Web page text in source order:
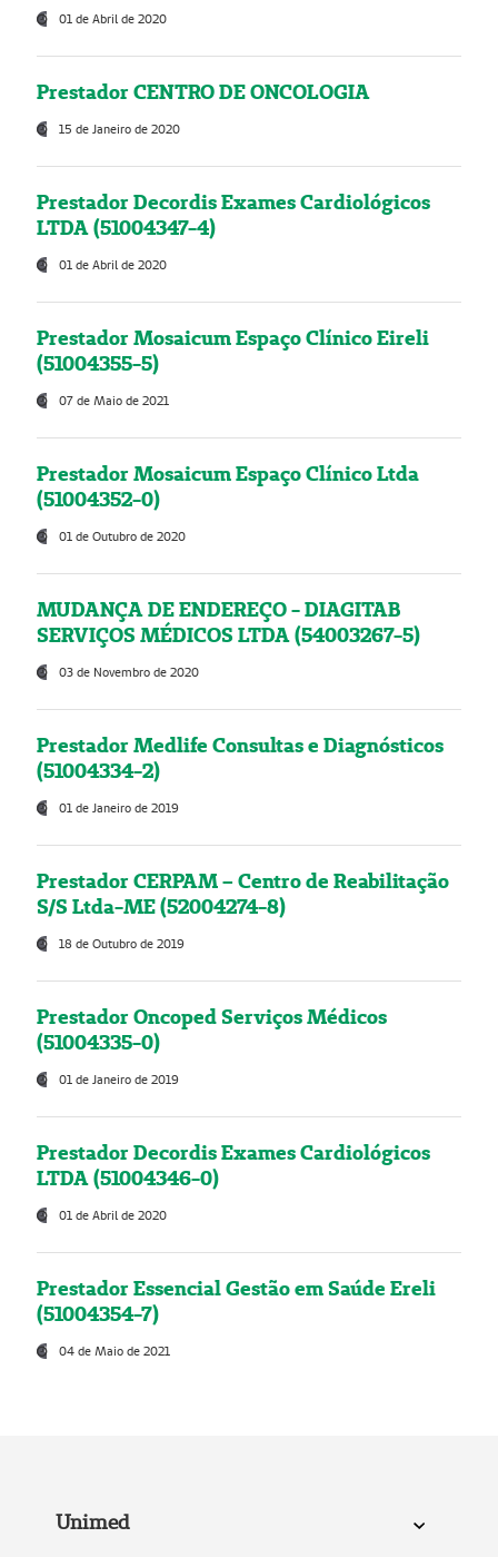
01 de Abril de 2020
Prestador CENTRO DE ONCOLOGIA
15 de Janeiro de 2020
Prestador Decordis Exames Cardiológicos
LTDA (51004347-4)
01 de Abril de 2020
Prestador Mosaicum Espaço Clínico Eireli
(51004355-5)
07 de Maio de 2021
Prestador Mosaicum Espaço Clínico Ltda
(51004352-0)
01 de Outubro de 2020
MUDANÇA DE ENDEREÇO - DIAGITAB
SERVIÇOS MÉDICOS LTDA (54003267-5)
03 de Novembro de 2020
Prestador Medlife Consultas e Diagnósticos
(51004334-2)
01 de Janeiro de 2019
Prestador CERPAM – Centro de Reabilitação
S/S Ltda-ME (52004274-8)
18 de Outubro de 2019
Prestador Oncoped Serviços Médicos
(51004335-0)
01 de Janeiro de 2019
Prestador Decordis Exames Cardiológicos
LTDA (51004346-0)
01 de Abril de 2020
Prestador Essencial Gestão em Saúde Ereli
(51004354-7)
04 de Maio de 2021
Unimed